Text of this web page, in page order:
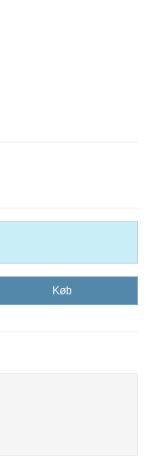
Køb